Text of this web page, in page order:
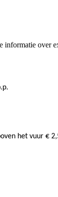
informatie over
het vuur €